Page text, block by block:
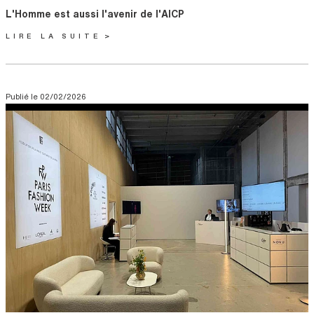
Titre
L'Homme est aussi l'avenir de l'AICP
LIRE LA SUITE
Publié le 02/02/2026
Visuel
Image